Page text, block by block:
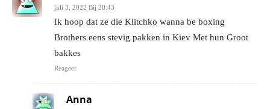
juli 3, 2022 Bij 20:43
Ik hoop dat ze die Klitchko wanna be boxing
Brothers eens stevig pakken in Kiev Met hun Groot
bakkes
Reageer
Anna